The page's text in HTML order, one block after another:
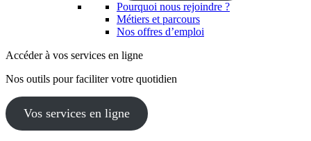
Pourquoi nous rejoindre ?
Métiers et parcours
Nos offres d’emploi
Accéder à vos services en ligne
Nos outils pour faciliter votre quotidien
Vos services en ligne